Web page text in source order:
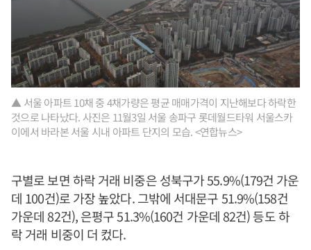
▲ 서울 아파트 10채 중 4채가량은 평균 매매가격이 지난해보다 하락한
것으로 나타났다. 사진은 11월3일 서울 송파구 롯데월드타워 서울스카
이에서 바라본 서울 시내 아파트 단지의 모습. <연합뉴스>
구별로 보면 하락 거래 비중은 성북구가 55.9%(179건 가운
데 100건)로 가장 높았다. 그밖에 서대문구 51.9%(158건
가운데 82건), 은평구 51.3%(160건 가운데 82건) 등도 하
락 거래 비중이 더 컸다.